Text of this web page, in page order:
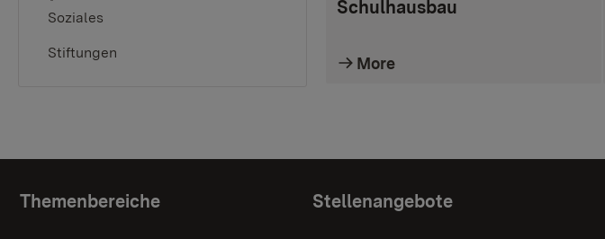
Soziales
Stiftungen
Schulhausbau
More
Topic overview
Themenbereiche Stellenangebote